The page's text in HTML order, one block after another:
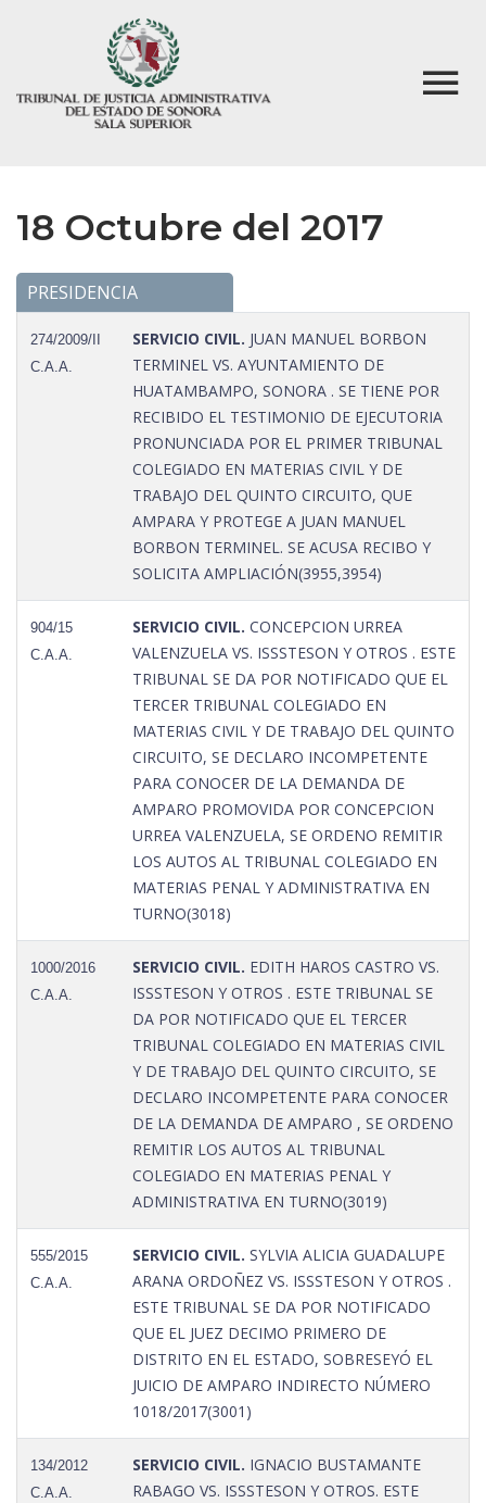
18 Octubre del 2017
PRESIDENCIA
274/2009/II
C.A.A.
SERVICIO CIVIL. JUAN MANUEL BORBON
TERMINEL VS. AYUNTAMIENTO DE
HUATAMBAMPO, SONORA . SE TIENE POR
RECIBIDO EL TESTIMONIO DE EJECUTORIA
PRONUNCIADA POR EL PRIMER TRIBUNAL
COLEGIADO EN MATERIAS CIVIL Y DE
TRABAJO DEL QUINTO CIRCUITO, QUE
AMPARA Y PROTEGE A JUAN MANUEL
BORBON TERMINEL. SE ACUSA RECIBO Y
SOLICITA AMPLIACIÓN(3955,3954)
904/15
C.A.A.
SERVICIO CIVIL. CONCEPCION URREA
VALENZUELA VS. ISSSTESON Y OTROS . ESTE
TRIBUNAL SE DA POR NOTIFICADO QUE EL
TERCER TRIBUNAL COLEGIADO EN
MATERIAS CIVIL Y DE TRABAJO DEL QUINTO
CIRCUITO, SE DECLARO INCOMPETENTE
PARA CONOCER DE LA DEMANDA DE
AMPARO PROMOVIDA POR CONCEPCION
URREA VALENZUELA, SE ORDENO REMITIR
LOS AUTOS AL TRIBUNAL COLEGIADO EN
MATERIAS PENAL Y ADMINISTRATIVA EN
TURNO(3018)
1000/2016
C.A.A.
SERVICIO CIVIL. EDITH HAROS CASTRO VS.
ISSSTESON Y OTROS . ESTE TRIBUNAL SE
DA POR NOTIFICADO QUE EL TERCER
TRIBUNAL COLEGIADO EN MATERIAS CIVIL
Y DE TRABAJO DEL QUINTO CIRCUITO, SE
DECLARO INCOMPETENTE PARA CONOCER
DE LA DEMANDA DE AMPARO , SE ORDENO
REMITIR LOS AUTOS AL TRIBUNAL
COLEGIADO EN MATERIAS PENAL Y
ADMINISTRATIVA EN TURNO(3019)
555/2015
C.A.A.
SERVICIO CIVIL. SYLVIA ALICIA GUADALUPE
ARANA ORDOÑEZ VS. ISSSTESON Y OTROS .
ESTE TRIBUNAL SE DA POR NOTIFICADO
QUE EL JUEZ DECIMO PRIMERO DE
DISTRITO EN EL ESTADO, SOBRESEYÓ EL
JUICIO DE AMPARO INDIRECTO NÚMERO
1018/2017(3001)
134/2012
C.A.A.
SERVICIO CIVIL. IGNACIO BUSTAMANTE
RABAGO VS. ISSSTESON Y OTROS. ESTE